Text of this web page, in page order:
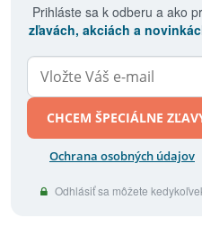
Prihláste sa k odberu a ako
zľavách, akciách a
CHCEM ŠPECIÁLNE
Ochrana osobných údajov
Odhlásiť sa môžete